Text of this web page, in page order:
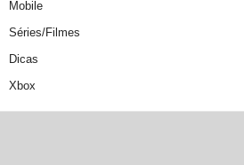
Mobile
Séries/Filmes
Dicas
Xbox